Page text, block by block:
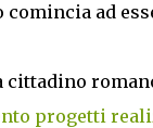
ad
cittadino
progetti